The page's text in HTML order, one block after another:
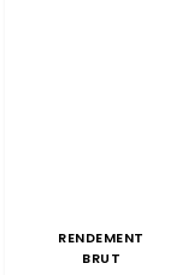
RENDEMENT
BRUT